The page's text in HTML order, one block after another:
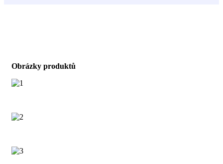
Obrázky produktů